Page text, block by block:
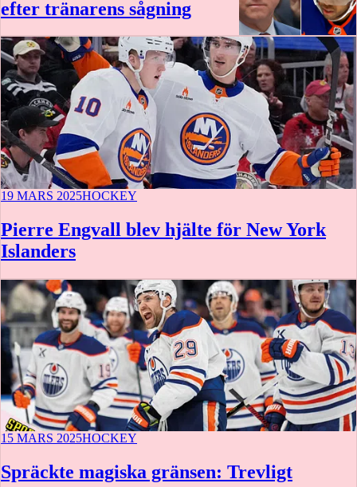
efter tränarens sågning
19 MARS 2025HOCKEY
Pierre Engvall blev hjälte för New York
Islanders
15 MARS 2025HOCKEY
Spräckte magiska gränsen: Trevligt